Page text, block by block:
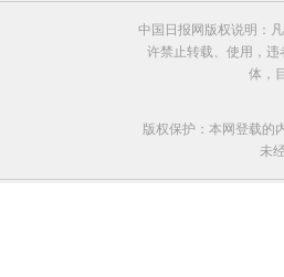
中国日报网版权说明：
许禁止转载、使用，
体，
版权保护：本网登载的
未